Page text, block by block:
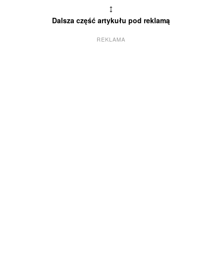
↕
Dalsza część artykułu pod reklamą
REKLAMA